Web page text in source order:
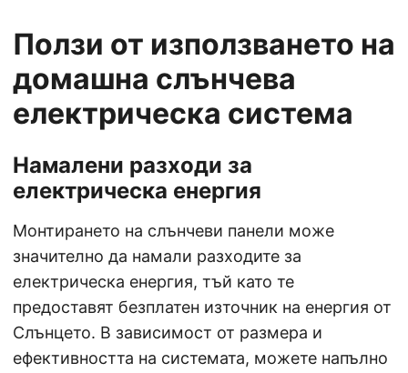
Ползи от използването на
домашна слънчева
електрическа система
Намалени разходи за
електрическа енергия
Монтирането на слънчеви панели може
значително да намали разходите за
електрическа енергия, тъй като те
предоставят безплатен източник на енергия от
Слънцето. В зависимост от размера и
ефективността на системата, можете напълно